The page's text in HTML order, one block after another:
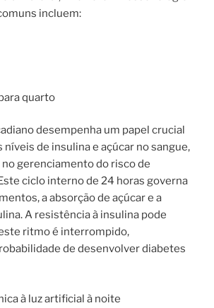
incluem:
quarto
desempenha um papel crucial
níveis de insulina e açúcar no sangue,
gerenciamento do risco de
ciclo interno de 24 horas governa
a absorção de açúcar e a
A resistência à insulina pode
ritmo é interrompido,
de desenvolver diabetes
à luz artificial à noite